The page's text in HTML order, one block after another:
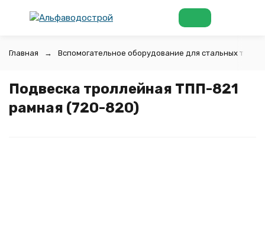
Главная Вспомогательное оборудование для стальных труб
Подвеска троллейная ТПП-821
рамная (720-820)